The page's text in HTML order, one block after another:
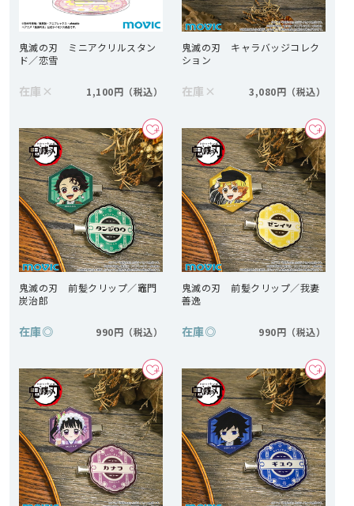
鬼滅の刃 ミニアクリルスタン
ド／恋雪
在庫 × 1,100円
鬼滅の刃 キャラバッジコレク
ション
在庫 × 3,080円
鬼滅の刃 前髪クリップ／竈門
炭治郎
在庫◎ 990円
鬼滅の刃 前髪クリップ／我妻
善逸
在庫◎ 990円